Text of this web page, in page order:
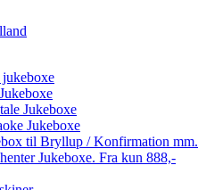
Jukeboxe
Jukeboxe
til Bryllup / Konfirmation mm.
Jukeboxe. Fra kun 888,-